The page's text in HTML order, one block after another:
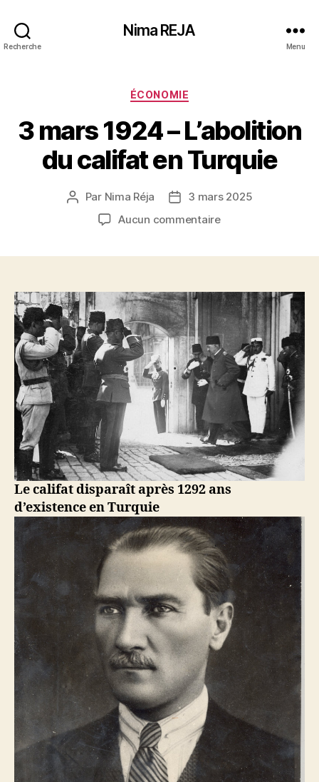
Recherche
Nima REJA
Menu
Catégories
ÉCONOMIE
3 mars 1924 – L’abolition
du califat en Turquie
Auteur
l’article
Par Nima Réja
Date3 mars 2025
Aucun commentairesur
L’abolition
du
califat
en
Turquie
Le califat disparaît après 1292 ans
d’existence en Turquie